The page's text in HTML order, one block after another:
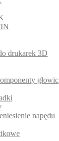
drukarek 3D
głowic
napędu